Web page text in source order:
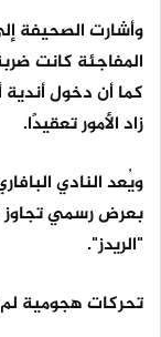
وأشارت الصحيفة
المفاجئة كانت
كما أن دخول
زاد الأمور تعقيدًا.
ويُعد النادي
"الريدز".
تحركات هجومية